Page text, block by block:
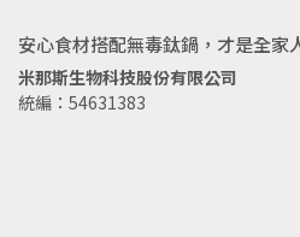
安心食材搭配無毒鈦鍋，才是全家
米那斯生物科技股份有限公司
統編：54631383